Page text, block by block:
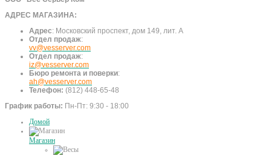
АДРЕС МАГАЗИНА:
Адрес: Московский проспект, дом 149, лит. А
Отдел продаж:
vv@vesserver.com
Отдел продаж:
iz@vesserver.com
Бюро ремонта и поверки:
ah@vesserver.com
Телефон: (812) 448-65-48
График работы: Пн-Пт: 9:30 - 18:00
Домой
Магазин